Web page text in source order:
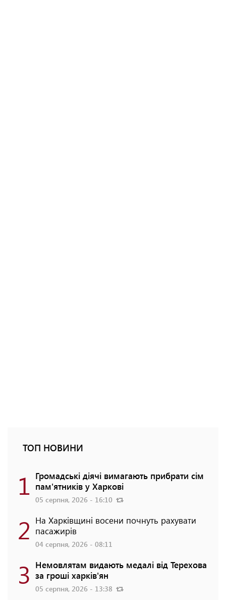
ТОП НОВИНИ
1 Громадські діячі вимагають прибрати сім
пам'ятників у Харкові
05 серпня, 2026 - 16:10
2 На Харківщині восени почнуть рахувати
пасажирів
04 серпня, 2026 - 08:11
3 Немовлятам видають медалі від Терехова
за гроші харків'ян
05 серпня, 2026 - 13:38